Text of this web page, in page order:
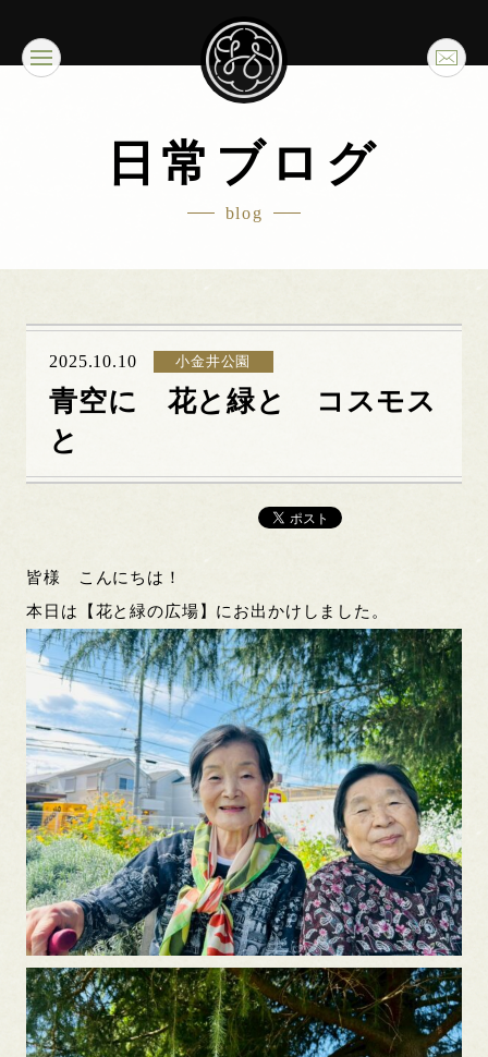
日常ブログ
blog
2025.10.10 小金井公園
青空に 花と緑と コスモス
と
皆様 こんにちは！
本日は【花と緑の広場】にお出かけしました。